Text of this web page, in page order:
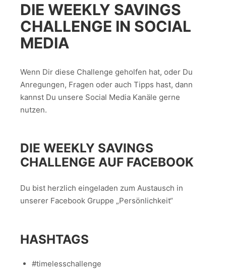
DIE WEEKLY SAVINGS
CHALLENGE IN SOCIAL
MEDIA
Wenn Dir diese Challenge geholfen hat, oder Du
Anregungen, Fragen oder auch Tipps hast, dann
kannst Du unsere Social Media Kanäle gerne
nutzen.
DIE WEEKLY SAVINGS
CHALLENGE AUF FACEBOOK
Du bist herzlich eingeladen zum Austausch in
unserer Facebook Gruppe „Persönlichkeit“
HASHTAGS
#timelesschallenge